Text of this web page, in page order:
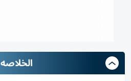
الخلاصه